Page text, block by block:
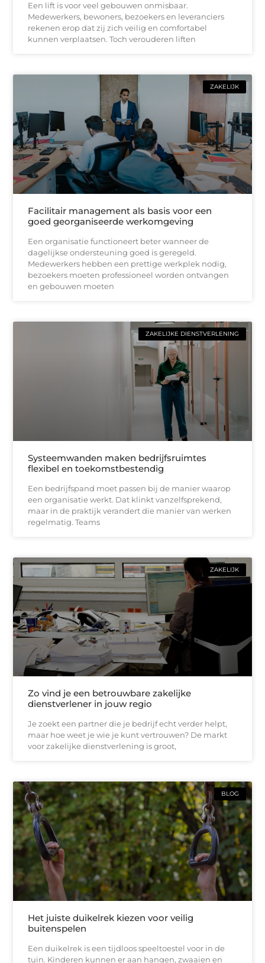
Een lift is voor veel gebouwen onmisbaar.
Medewerkers, bewoners, bezoekers en leveranciers
rekenen erop dat zij zich veilig en comfortabel
kunnen verplaatsen. Toch verouderen liften
ZAKELIJK
Facilitair management als basis voor een
goed georganiseerde werkomgeving
Een organisatie functioneert beter wanneer de
dagelijkse ondersteuning goed is geregeld.
Medewerkers hebben een prettige werkplek nodig,
bezoekers moeten professioneel worden ontvangen
en gebouwen moeten
ZAKELIJKE DIENSTVERLENING
Systeemwanden maken bedrijfsruimtes
flexibel en toekomstbestendig
Een bedrijfspand moet passen bij de manier waarop
een organisatie werkt. Dat klinkt vanzelfsprekend,
maar in de praktijk verandert die manier van werken
regelmatig. Teams
ZAKELIJK
Zo vind je een betrouwbare zakelijke
dienstverlener in jouw regio
Je zoekt een partner die je bedrijf echt verder helpt,
maar hoe weet je wie je kunt vertrouwen? De markt
voor zakelijke dienstverlening is groot,
BLOG
Het juiste duikelrek kiezen voor veilig
buitenspelen
Een duikelrek is een tijdloos speeltoestel voor in de
tuin. Kinderen kunnen er aan hangen, zwaaien en